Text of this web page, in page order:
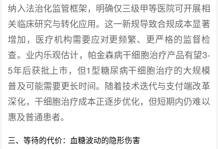
纳入法治化监管框架，明确仅三级甲等医院可开展相
关临床研究与转化应用。这一新规导致合规成本显著
增加，医疗机构需要应对更频繁、更严格的监督检
查。业内乐观估计，帕金森病干细胞治疗产品有望3-
5年后获批上市，但1型糖尿病干细胞治疗的大规模
普及可能需要更长时间。随着技术迭代与支付端改革
深化，干细胞治疗成本正逐步优化，但短期内仍难以
惠及普通患者。
三、等待的代价：血糖波动的隐形伤害